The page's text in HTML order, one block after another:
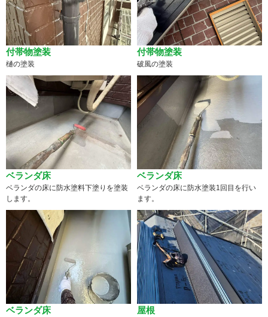
付帯物塗装
樋の塗装
付帯物塗装
破風の塗装
ベランダ床
ベランダの床に防水塗料下塗りを塗装
します。
ベランダ床
ベランダの床に防水塗装1回目を行い
ます。
ベランダ床 屋根